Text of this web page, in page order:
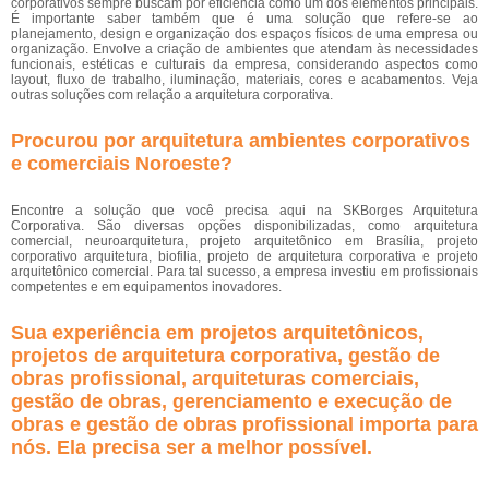
É importante saber também que é uma solução que refere-se ao
planejamento, design e organização dos espaços físicos de uma empresa ou
organização. Envolve a criação de ambientes que atendam às necessidades
funcionais, estéticas e culturais da empresa, considerando aspectos como
layout, fluxo de trabalho, iluminação, materiais, cores e acabamentos. Veja
outras soluções com relação a arquitetura corporativa.
Procurou por arquitetura ambientes corporativos
e comerciais Noroeste?
Encontre a solução que você precisa aqui na SKBorges Arquitetura
Corporativa. São diversas opções disponibilizadas, como arquitetura
comercial, neuroarquitetura, projeto arquitetônico em Brasília, projeto
corporativo arquitetura, biofilia, projeto de arquitetura corporativa e projeto
arquitetônico comercial. Para tal sucesso, a empresa investiu em profissionais
competentes e em equipamentos inovadores.
Sua experiência em projetos arquitetônicos,
projetos de arquitetura corporativa, gestão de
obras profissional, arquiteturas comerciais,
gestão de obras, gerenciamento e execução de
obras e gestão de obras profissional importa para
nós. Ela precisa ser a melhor possível.